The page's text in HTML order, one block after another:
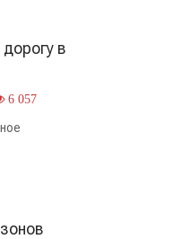
в
6 057